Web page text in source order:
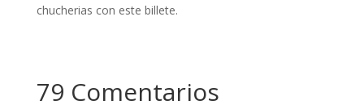
chucherias con este billete.
79 Comentarios